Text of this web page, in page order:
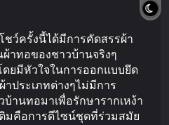
ว์ครั้งนี้ได้มีการคัดสรรผ้า
าทอของชาวบ้านจริงๆ
ยมีหัวใจในการออกแบบยึด
ประเภทต่างๆไม่มีการ
านทอมาเพื่อรักษารากเหง้า
มคือการดีไซน์ชุดที่ร่วมสมัย